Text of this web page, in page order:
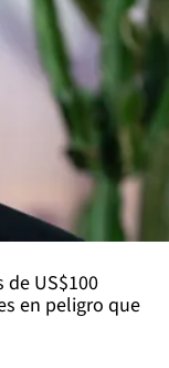
de US$100
en peligro que